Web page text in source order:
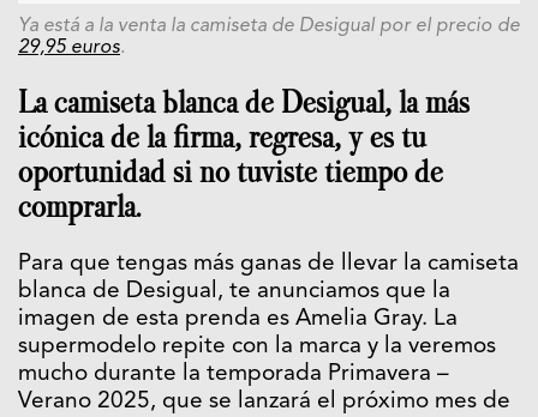
Ya está a la venta la camiseta de Desigual por el precio de
29,95 euros.
La camiseta blanca de Desigual, la más
icónica de la firma, regresa, y es tu
oportunidad si no tuviste tiempo de
comprarla.
Para que tengas más ganas de llevar la camiseta
blanca de Desigual, te anunciamos que la
imagen de esta prenda es Amelia Gray. La
supermodelo repite con la marca y la veremos
mucho durante la temporada Primavera –
Verano 2025, que se lanzará el próximo mes de